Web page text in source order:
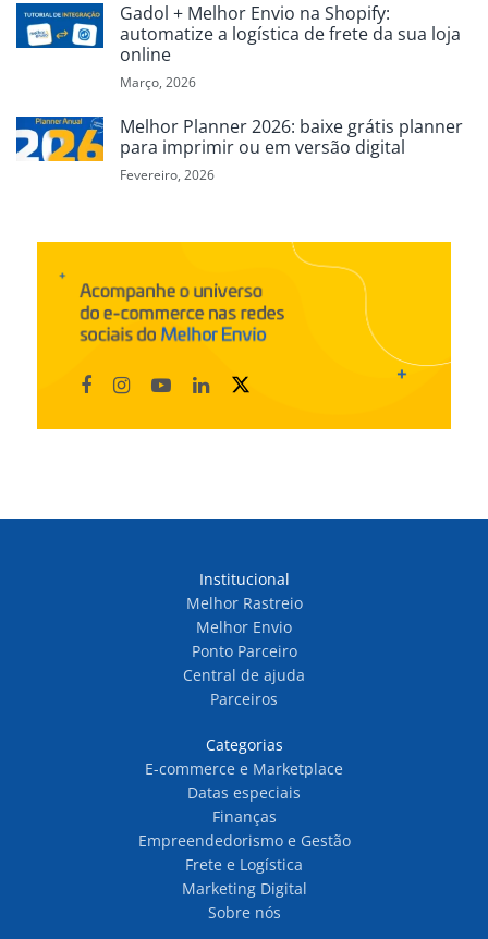
Gadol + Melhor Envio na Shopify:
automatize a logística de frete da sua loja
online
Março, 2026
Melhor Planner 2026: baixe grátis planner
para imprimir ou em versão digital
Fevereiro, 2026
Institucional
Melhor Rastreio
Melhor Envio
Ponto Parceiro
Central de ajuda
Parceiros
Categorias
E-commerce e Marketplace
Datas especiais
Finanças
Empreendedorismo e Gestão
Frete e Logística
Marketing Digital
Sobre nós